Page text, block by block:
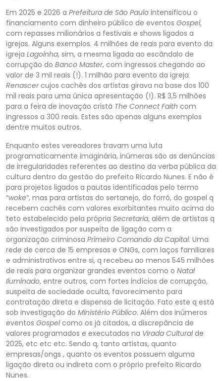
Em 2025 e 2026 a Prefeitura de São Paulo intensificou o
financiamento com dinheiro público de eventos Gospel,
com repasses milionários a festivais e shows ligados a
igrejas. Alguns exemplos. 4 milhões de reais para evento da
igreja Lagoinha, sim, a mesma ligada ao escândalo de
corrupção do Banco Master, com ingressos chegando ao
valor de 3 mil reais (!). 1 milhão para evento da igreja
Renascercujos cachês dos artistas girava na base dos 100
mil reais para uma única apresentação (!). R$ 3,5 milhões
para a feira de inovação cristã The Connect Faith com
ingressos a 300 reais. Estes são apenas alguns exemplos
dentre muitos outros.
Enquanto estes vereadores travam uma luta
programaticamente imaginária, inúmeras são as denúncias
de irregularidades referentes ao destino da verba pública da
cultura dentro da gestão do prefeito Ricardo Nunes. E não é
para projetos ligados a pautas identificadas pelo termo
“woke”, mas para artistas do sertanejo, do forró, do gospel q
recebem cachês com valores exorbitantes muito acima do
teto estabelecido pela própria Secretaria, além de artistas q
são investigados por suspeita de ligação com a
organização criminosa Primeiro Comando da Capital. Uma
rede de cerca de 15 empresas e ONGs, com laços familiares
e administrativos entre si, q recebeu ao menos 545 milhões
de reais para organizar grandes eventos como o Natal
Iluminado, entre outros, com fortes indícios de corrupção,
suspeita de sociedade oculta, favorecimento para
contratação direta e dispensa de licitação. Fato este q está
sob investigação do Ministério Público. Além dos inúmeros
eventos Gospelcomo os já citados, a discrepância de
valores programados e executados na Virada Culturalde
2025, etc etc etc. Sendo q, tanto artistas, quanto
empresas/ongs , quanto os eventos possuem alguma
ligação direta ou indireta com o próprio prefeito Ricardo
Nunes.